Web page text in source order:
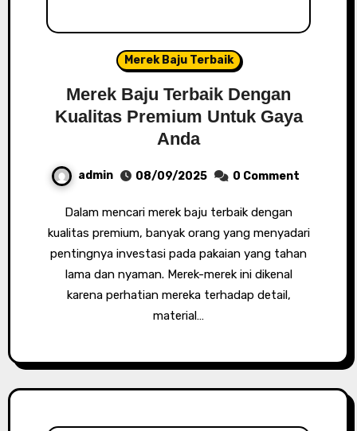
Merek Baju Terbaik
Merek Baju Terbaik Dengan
Kualitas Premium Untuk Gaya
Anda
admin 08/09/2025 0 Comment
Dalam mencari merek baju terbaik dengan
kualitas premium, banyak orang yang menyadari
pentingnya investasi pada pakaian yang tahan
lama dan nyaman. Merek-merek ini dikenal
karena perhatian mereka terhadap detail,
material…